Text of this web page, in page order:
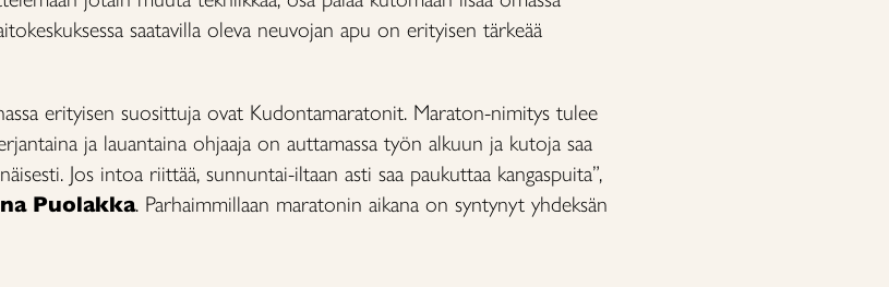
saatavilla oleva neuvojan apu on erityisen tärkeää
erityisen suosittuja ovat Kudontamaratonit. Maraton-nimitys tulee
ja lauantaina ohjaaja on auttamassa työn alkuun ja kutoja saa
Jos intoa riittää, sunnuntai-iltaan asti saa paukuttaa kangaspuita”,
Puolakka. Parhaimmillaan maratonin aikana on syntynyt yhdeksän